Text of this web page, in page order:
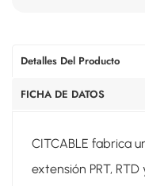
Detalles Del Producto
FICHA DE DATOS
CITCABLE fabrica
extensión PRT,